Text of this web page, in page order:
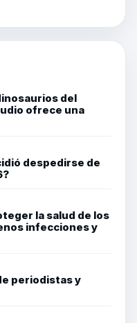
del
ofrece una
despedirse de
la salud de los
infecciones y
periodistas y